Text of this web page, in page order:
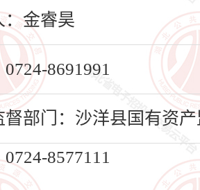
：金睿昊
8691991
督部门：沙洋县国有资
8577111